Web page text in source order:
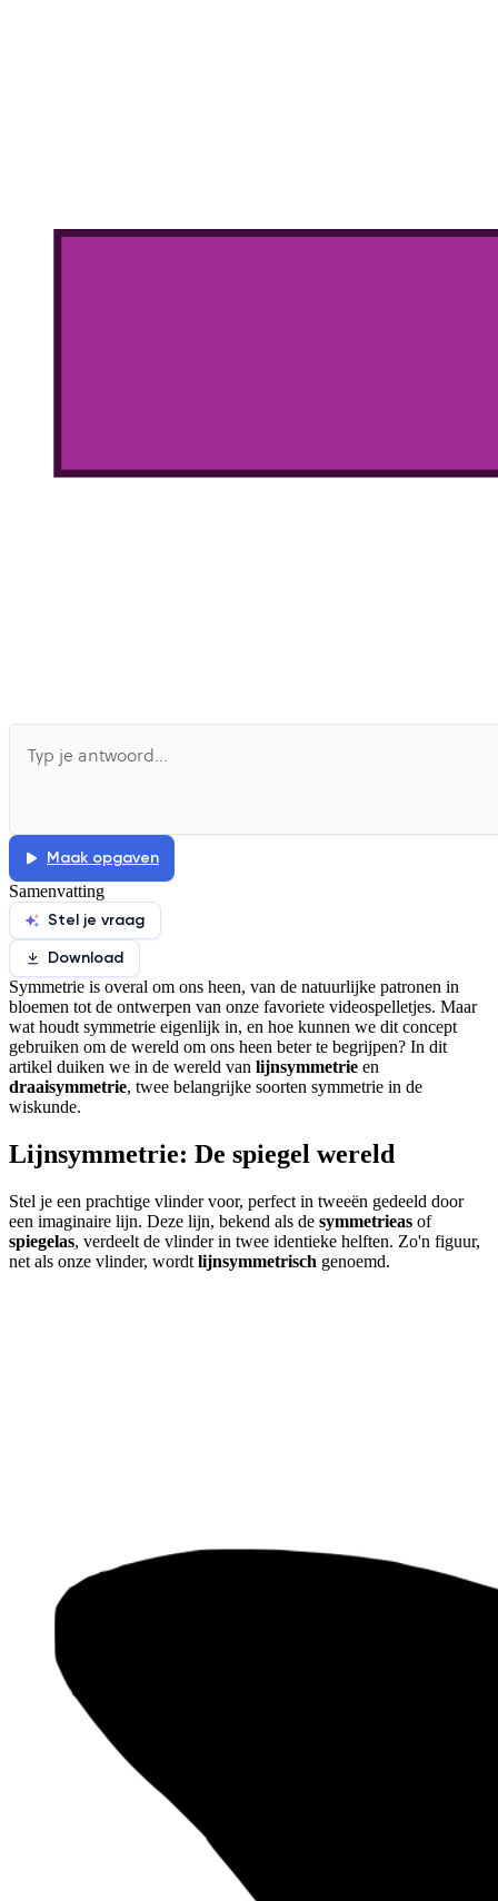
Maak opgaven
Samenvatting
Stel je vraag
Download
Symmetrie is overal om ons heen, van de natuurlijke patronen in
bloemen tot de ontwerpen van onze favoriete videospelletjes. Maar
wat houdt symmetrie eigenlijk in, en hoe kunnen we dit concept
gebruiken om de wereld om ons heen beter te begrijpen? In dit
artikel duiken we in de wereld van lijnsymmetrie en
draaisymmetrie, twee belangrijke soorten symmetrie in de
wiskunde.
Lijnsymmetrie: De spiegel wereld
Stel je een prachtige vlinder voor, perfect in tweeën gedeeld door
een imaginaire lijn. Deze lijn, bekend als de symmetrieas of
spiegelas, verdeelt de vlinder in twee identieke helften. Zo'n figuur,
net als onze vlinder, wordt lijnsymmetrisch genoemd.